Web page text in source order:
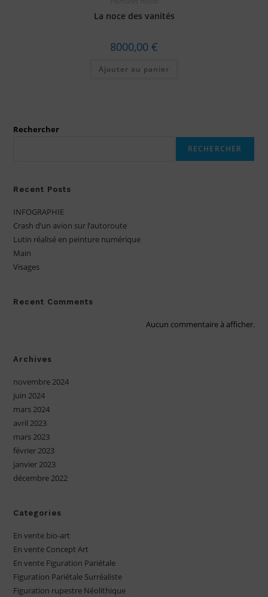
La noce des vanités
8000,00 €
Ajouter au panier
Rechercher
RECHERCHER
Recent Posts
INFOGRAPHIE
Crash d’un avion sur l’autoroute
Lutin réalisé en peinture numérique
Main
Visages
Recent Comments
Aucun commentaire à afficher.
Archives
novembre 2024
juin 2024
mars 2024
avril 2023
mars 2023
février 2023
janvier 2023
décembre 2022
Categories
En vente bio-art
En vente Concept Art
En vente Figuration Pariétale
Figuration Pariétale Surréaliste
Figuration rupestre Néolithique